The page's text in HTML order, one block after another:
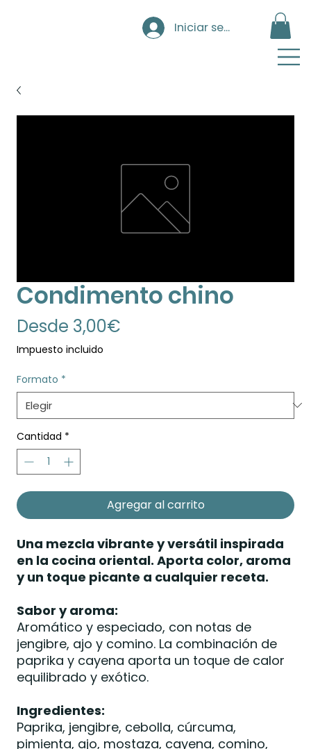
Iniciar sesión
Condimento chino
Desde 3,00€Precio
Impuesto incluido
Formato *
Cantidad *
Agregar al carrito
Una mezcla vibrante y versátil inspirada
en la cocina oriental. Aporta color, aroma
y un toque picante a cualquier receta.
Sabor y aroma:
Aromático y especiado, con notas de
jengibre, ajo y comino. La combinación de
paprika y cayena aporta un toque de calor
equilibrado y exótico.
Ingredientes:
Paprika, jengibre, cebolla, cúrcuma,
pimienta, ajo, mostaza, cayena, comino,